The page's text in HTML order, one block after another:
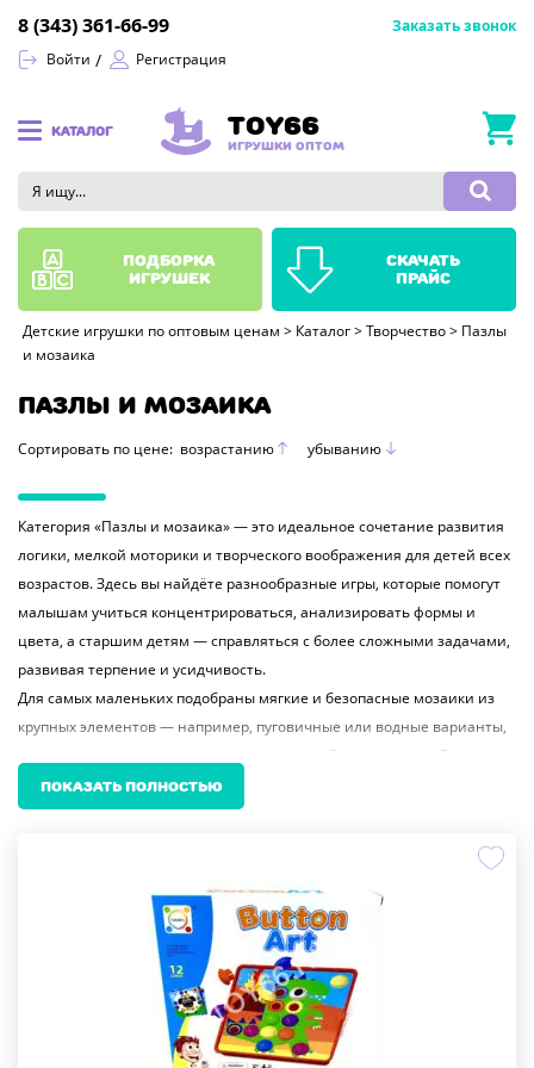
Войти Регистрация
8 (343) 361-66-99 Заказать звонок
КАТАЛОГ TOY66
ИГРУШКИ ОПТОМ
Детские игрушки по оптовым ценам > Каталог > Творчество > Пазлы
и мозаика
ПАЗЛЫ И МОЗАИКА
Сортировать по цене: возрастанию убыванию
Категория «Пазлы и мозаика» — это идеальное сочетание развития
логики, мелкой моторики и творческого воображения для детей всех
возрастов. Здесь вы найдёте разнообразные игры, которые помогут
малышам учиться концентрироваться, анализировать формы и
цвета, а старшим детям — справляться с более сложными задачами,
развивая терпение и усидчивость.
Для самых маленьких подобраны мягкие и безопасные мозаики из
крупных элементов — например, пуговичные или водные варианты,
которые легко захватывать руками и не требуют точности. Они
развивают тактильное восприятие и знакомят с базовыми
понятиями: цветами, формами, животными. Для детей постарше —
другое. Такие игры становятся не просто развлечением, а
увлекательным проектом, который можно выполнять вместе с
родителями или друзьями.
Особую популярность завоевали алмазные мозаики — они
привлекают как детей, так и взрослых. С помощью миниатюрных
«алмазиков» создаются яркие, блестящие картины, напоминающие
ПОКАЗАТЬ ПОЛНОСТЬЮ
подборка
игрушек
скачать
прайс